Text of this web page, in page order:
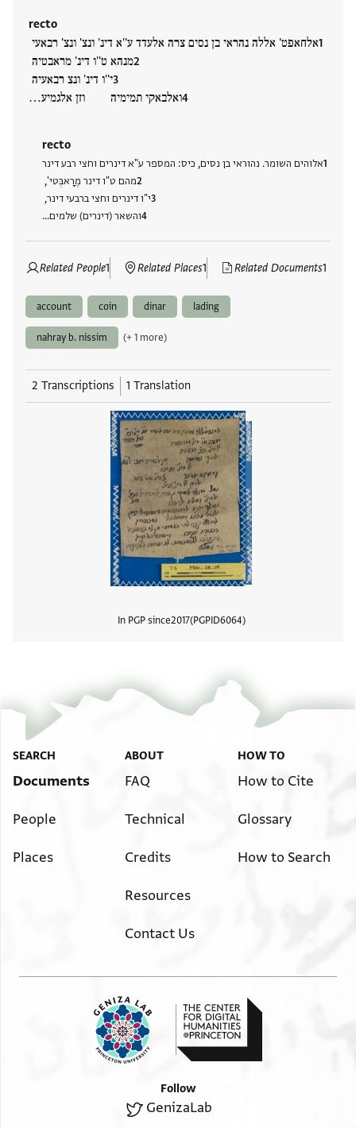
recto
אלחאפט' אללה נהראי בן נסים צרה אלעדד ע''א דינ' ונצ' ונצ' רבאעי
מנהא ט''ו דינ' מראבטיה
י''ו דינ' ונצ רבאעיה
ואלבאקי תמימיה וזן אלגמיע…
recto
אלוהים השומר. נהוראי בן נסים, כיס: המספר ע"א דינרים וחצי רבע דינר
מהם ט"ו דינר מֶרָאבְּטי',
י"ו דינרים וחצי ברבעי דינר,
והשאר (דינרים) שלמים…
Related People1 Related Places1 Related Documents1
account coin dinar lading
nahray b. nissim (+ 1 more)
2 Transcriptions 1 Translation
In PGP since2017 PGPID6064
SEARCH
Documents
People
Places
ABOUT
FAQ
Technical
Credits
Resources
Contact Us
HOW TO
How to Cite
Glossary
How to Search
Follow
GenizaLab